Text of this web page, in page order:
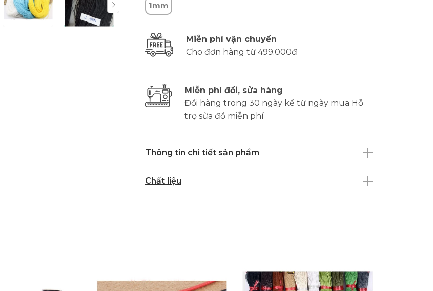
1mm
Miễn phí vận chuyển
Cho đơn hàng từ 499.000đ
Miễn phí đổi, sửa hàng
Đổi hàng trong 30 ngày kể từ ngày mua Hỗ
trợ sửa đồ miễn phí
Thông tin chi tiết sản phẩm
Chất liệu